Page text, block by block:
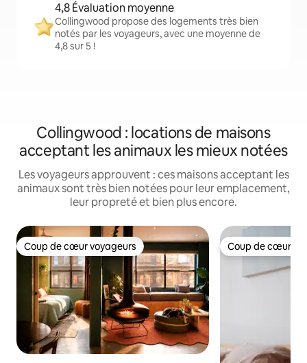
4,8 Évaluation moyenne
Collingwood propose des logements très bien
notés par les voyageurs, avec une moyenne de
4,8 sur 5 !
Collingwood : locations de maisons
acceptant les animaux les mieux notées
Les voyageurs approuvent : ces maisons acceptant les
animaux sont très bien notées pour leur emplacement,
leur propreté et bien plus encore.
Coup de cœur voyageurs
Coup de cœur voyageurs Coup de cœur
Coup de cœur